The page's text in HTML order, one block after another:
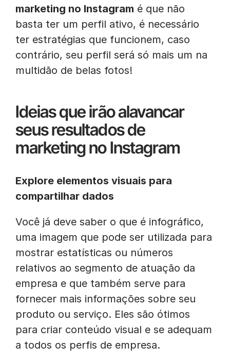
marketing no Instagram é que não
basta ter um perfil ativo, é necessário
ter estratégias que funcionem, caso
contrário, seu perfil será só mais um na
multidão de belas fotos!
Ideias que irão alavancar
seus resultados de
marketing no Instagram
Explore elementos visuais para
compartilhar dados
Você já deve saber o que é infográfico,
uma imagem que pode ser utilizada para
mostrar estatísticas ou números
relativos ao segmento de atuação da
empresa e que também serve para
fornecer mais informações sobre seu
produto ou serviço. Eles são ótimos
para criar conteúdo visual e se adequam
a todos os perfis de empresa.